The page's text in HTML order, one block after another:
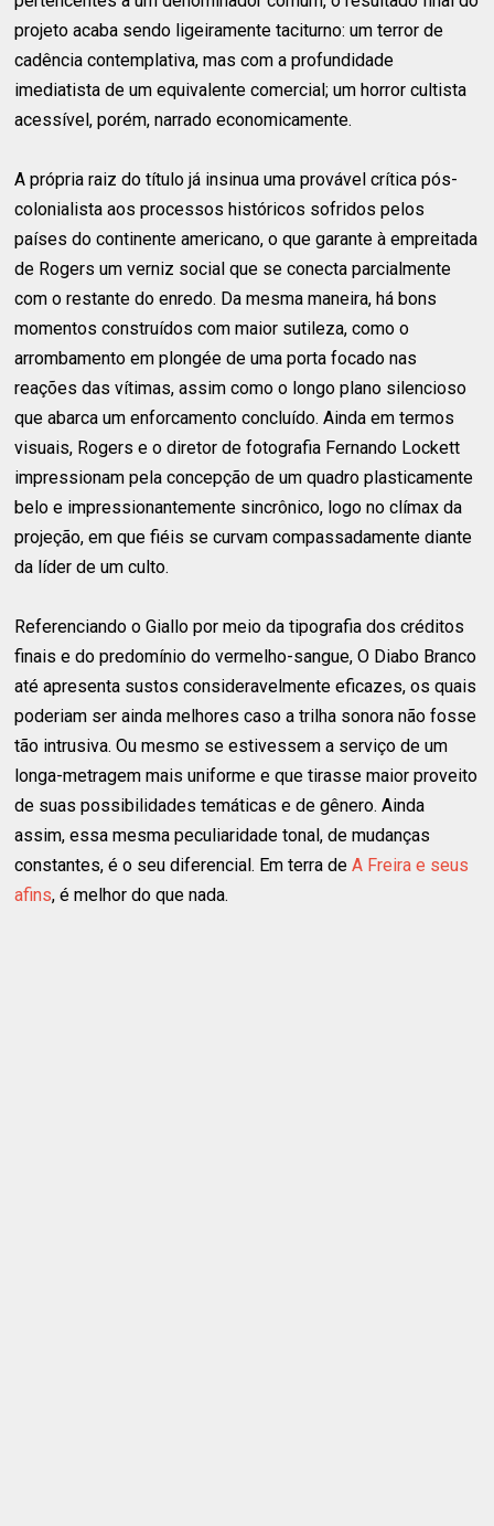
projeto acaba sendo ligeiramente taciturno: um terror de
cadência contemplativa, mas com a profundidade
imediatista de um equivalente comercial; um horror cultista
acessível, porém, narrado economicamente.
A própria raiz do título já insinua uma provável crítica pós-
colonialista aos processos históricos sofridos pelos
países do continente americano, o que garante à empreitada
de Rogers um verniz social que se conecta parcialmente
com o restante do enredo. Da mesma maneira, há bons
momentos construídos com maior sutileza, como o
arrombamento em plongée de uma porta focado nas
reações das vítimas, assim como o longo plano silencioso
que abarca um enforcamento concluído. Ainda em termos
visuais, Rogers e o diretor de fotografia Fernando Lockett
impressionam pela concepção de um quadro plasticamente
belo e impressionantemente sincrônico, logo no clímax da
projeção, em que fiéis se curvam compassadamente diante
da líder de um culto.
Referenciando o Giallo por meio da tipografia dos créditos
finais e do predomínio do vermelho-sangue, O Diabo Branco
até apresenta sustos consideravelmente eficazes, os quais
poderiam ser ainda melhores caso a trilha sonora não fosse
tão intrusiva. Ou mesmo se estivessem a serviço de um
longa-metragem mais uniforme e que tirasse maior proveito
de suas possibilidades temáticas e de gênero. Ainda
assim, essa mesma peculiaridade tonal, de mudanças
constantes, é o seu diferencial. Em terra deA Freira e seus
afins, é melhor do que nada.